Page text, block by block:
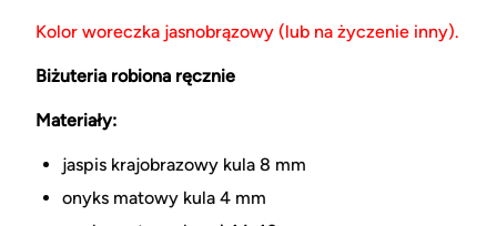
Kolor woreczka jasnobrązowy (lub na życzenie inny).
Biżuteria robiona ręcznie
Materiały:
jaspis krajobrazowy kula 8 mm
onyks matowy kula 4 mm